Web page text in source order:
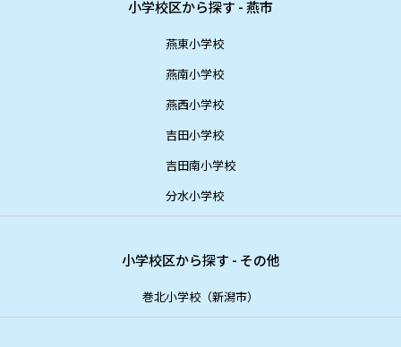
小学校区から探す - 燕市
燕東小学校
燕南小学校
燕西小学校
吉田小学校
吉田南小学校
分水小学校
小学校区から探す - その他
巻北小学校（新潟市）